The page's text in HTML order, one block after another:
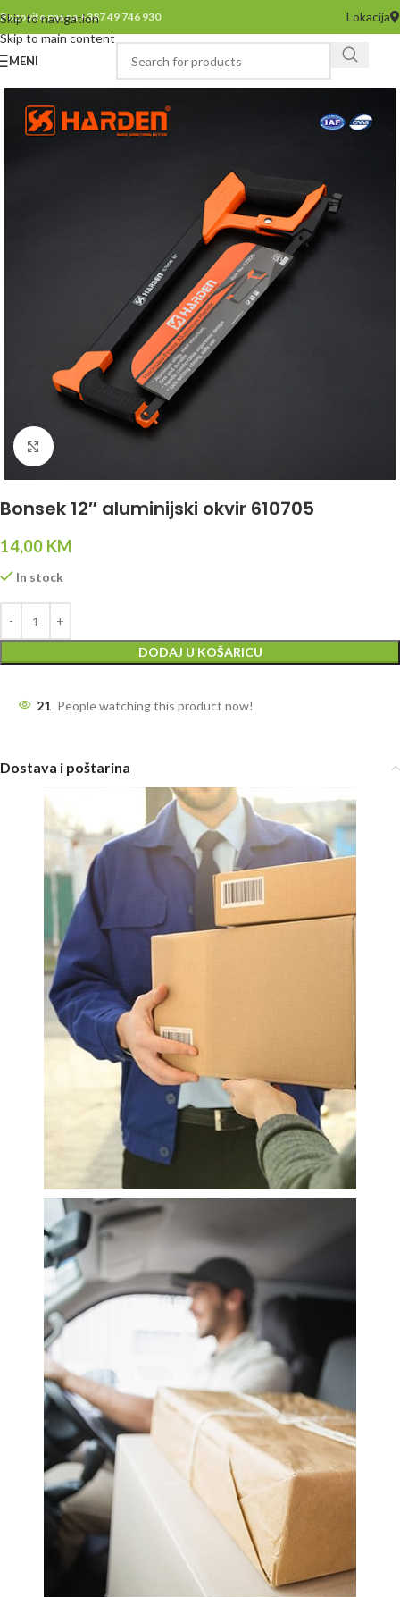
Skip to navigation
Skip to main content
Pozovite nas na +387 49 746 930 Lokacija
MENI
Click to enlarge
Bonsek 12″ aluminijski okvir 610705
14,00 KM
In stock
DODAJ U KOŠARICU
21 People watching this product now!
Dostava i poštarina